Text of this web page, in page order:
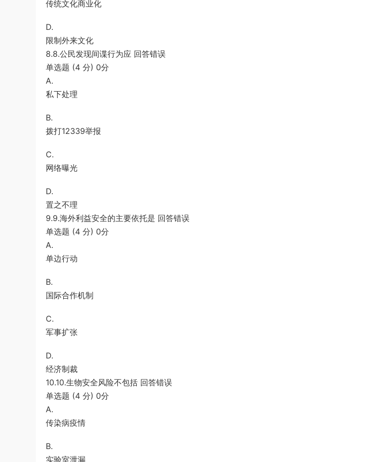
传统文化商业化
D.
限制外来文化
8.8.公民发现间谍行为应 回答错误
单选题 (4 分) 0分
A.
私下处理
B.
拨打12339举报
C.
网络曝光
D.
置之不理
9.9.海外利益安全的主要依托是 回答错误
单选题 (4 分) 0分
A.
单边行动
B.
国际合作机制
C.
军事扩张
D.
经济制裁
10.10.生物安全风险不包括 回答错误
单选题 (4 分) 0分
A.
传染病疫情
B.
实验室泄漏